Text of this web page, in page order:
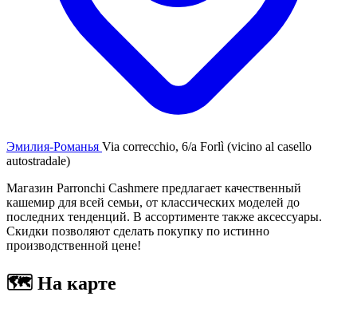
Эмилия-Романья Via correcchio, 6/a Forlì (vicino al casello
autostradale)
Магазин Parronchi Cashmere предлагает качественный
кашемир для всей семьи, от классических моделей до
последних тенденций. В ассортименте также аксессуары.
Скидки позволяют сделать покупку по истинно
производственной цене!
🗺 На карте